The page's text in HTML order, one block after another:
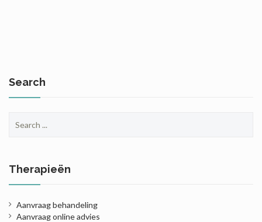
Search
for:
Therapieën
Aanvraag behandeling
Aanvraag online advies